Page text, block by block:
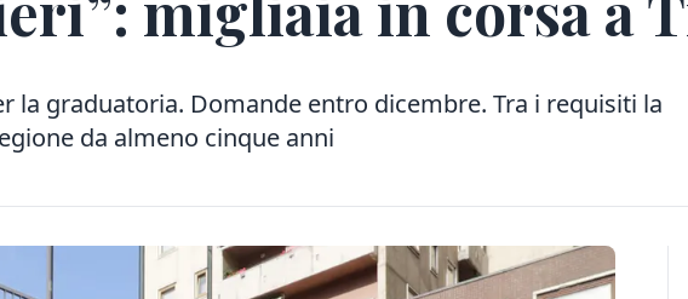
la graduatoria. Domande entro dicembre. Tra i requisiti la
da almeno cinque anni